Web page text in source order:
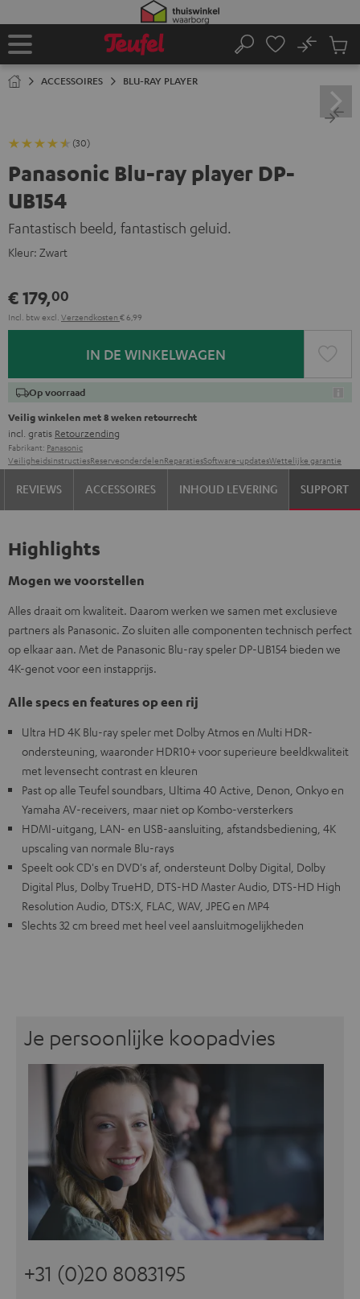
Home
Zoeken
No
ACCESSOIRES BLU-RAY PLAYER
(30)
Panasonic Blu-ray player DP-
UB154
Fantastisch beeld, fantastisch geluid.
Kleur: Zwart
€ 179,00
Incl. btwexcl. Verzendkosten € 6,99
IN DE WINKELWAGEN
Op voorraad
Veilig winkelen met 8 weken retourrecht
incl. gratis Retourzending
Fabrikant: Panasonic
VeiligheidsinstructiesReserveonderdelenReparatiesSoftware-updatesWettelijke garantie
REVIEWS ACCESSOIRES INHOUD LEVERING SUPPORT
Highlights
Mogen we voorstellen
Alles draait om kwaliteit. Daarom werken we samen met exclusieve
partners als Panasonic. Zo sluiten alle componenten technisch perfect
op elkaar aan. Met de Panasonic Blu-ray speler DP-UB154 bieden we
4K-genot voor een instapprijs.
Alle specs en features op een rij
Ultra HD 4K Blu-ray speler met Dolby Atmos en Multi HDR-
ondersteuning, waaronder HDR10+ voor superieure beeldkwaliteit
met levensecht contrast en kleuren
Past op alle Teufel soundbars, Ultima 40 Active, Denon, Onkyo en
Yamaha AV-receivers, maar niet op Kombo-versterkers
HDMI-uitgang, LAN- en USB-aansluiting, afstandsbediening, 4K
upscaling van normale Blu-rays
Speelt ook CD's en DVD's af, ondersteunt Dolby Digital, Dolby
Digital Plus, Dolby TrueHD, DTS-HD Master Audio, DTS-HD High
Resolution Audio, DTS:X, FLAC, WAV, JPEG en MP4
Slechts 32 cm breed met heel veel aansluitmogelijkheden
Je persoonlijke koopadvies
+31 (0)20 8083195